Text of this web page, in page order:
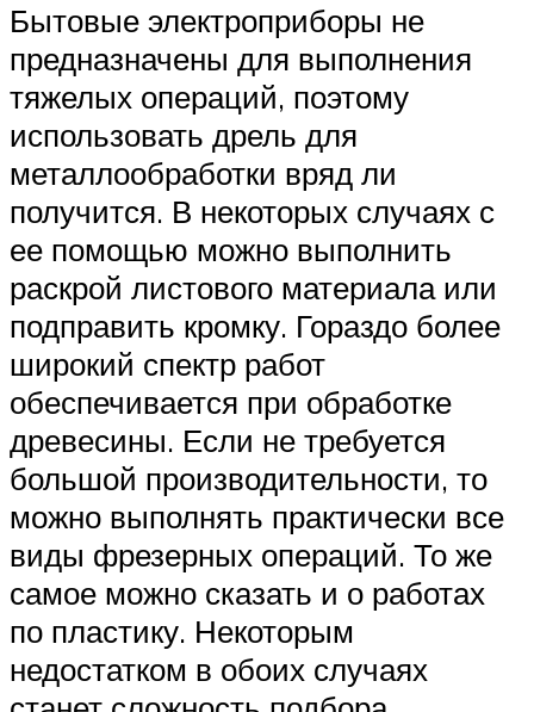
Бытовые электроприборы не
предназначены для выполнения
тяжелых операций, поэтому
использовать дрель для
металлообработки вряд ли
получится. В некоторых случаях с
ее помощью можно выполнить
раскрой листового материала или
подправить кромку. Гораздо более
широкий спектр работ
обеспечивается при обработке
древесины. Если не требуется
большой производительности, то
можно выполнять практически все
виды фрезерных операций. То же
самое можно сказать и о работах
по пластику. Некоторым
недостатком в обоих случаях